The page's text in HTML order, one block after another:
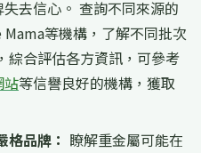
去信心。 查詢不同來源的
等機構，了解不同批次
綜合評估各方資訊，可參考
站等信譽良好的機構，獲取
品牌： 瞭解重金屬可能在